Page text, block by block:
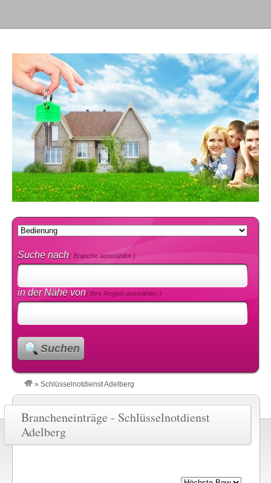
Suche nach( Branche auswählen )
in der Nähe von( Ihre Region auswählen )
Suchen
» Schlüsselnotdienst Adelberg
Brancheneinträge - Schlüsselnotdienst
Adelberg